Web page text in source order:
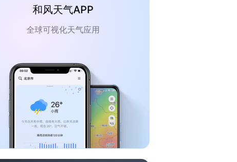
和风天气APP
全球可视化天气应用